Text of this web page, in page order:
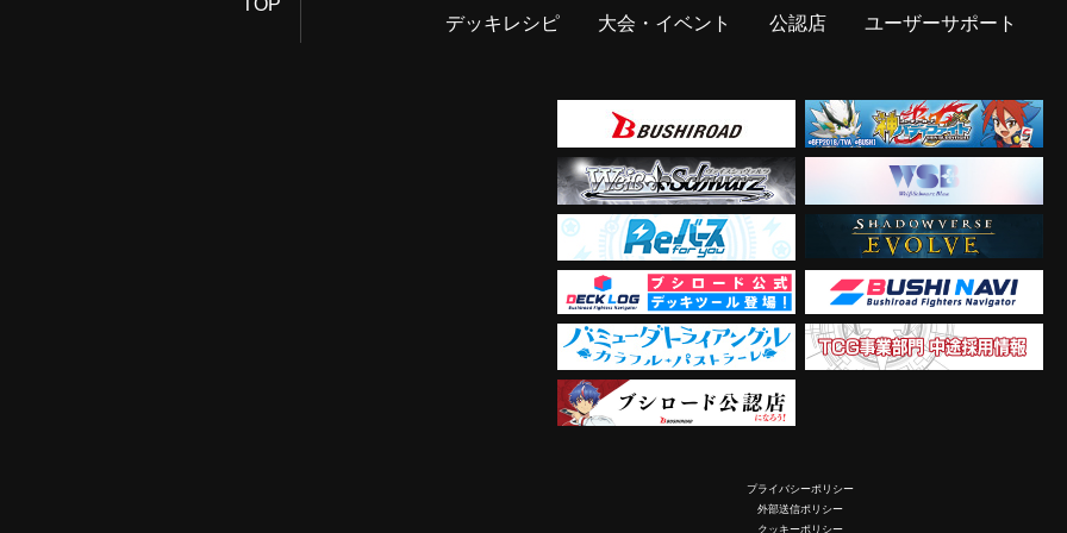
TOP
デッキレシピ
大会・イベント 公認店 ユーザーサポート
プライバシーポリシー
外部送信ポリシー
クッキーポリシー